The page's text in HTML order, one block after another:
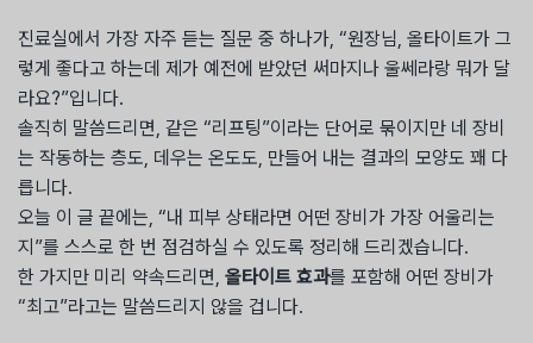
진료실에서 가장 자주 듣는 질문 중 하나가, “원장님, 올타이트가 그
렇게 좋다고 하는데 제가 예전에 받았던 써마지나 울쎄라랑 뭐가 달
라요?”입니다.
솔직히 말씀드리면, 같은 “리프팅”이라는 단어로 묶이지만 네 장비
는 작동하는 층도, 데우는 온도도, 만들어 내는 결과의 모양도 꽤 다
릅니다.
오늘 이 글 끝에는, “내 피부 상태라면 어떤 장비가 가장 어울리는
지”를 스스로 한 번 점검하실 수 있도록 정리해 드리겠습니다.
한 가지만 미리 약속드리면, 올타이트 효과를 포함해 어떤 장비가
“최고”라고는 말씀드리지 않을 겁니다.